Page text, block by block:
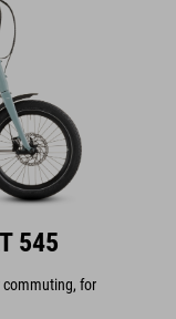
545
commuting, for